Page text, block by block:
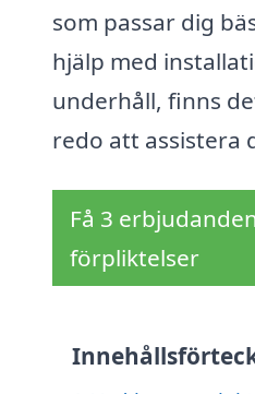
som passar dig
hjälp med
underhåll, finns
redo att assistera
Få 3
förpliktelser